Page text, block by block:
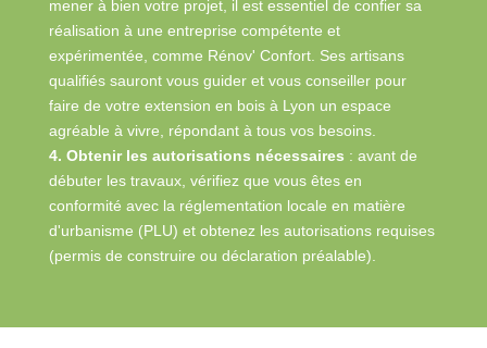
mener à bien votre projet, il est essentiel de confier sa
réalisation à une entreprise compétente et
expérimentée, comme Rénov' Confort. Ses artisans
qualifiés sauront vous guider et vous conseiller pour
faire de votre extension en bois à Lyon un espace
agréable à vivre, répondant à tous vos besoins.
4. Obtenir les autorisations nécessaires : avant de
débuter les travaux, vérifiez que vous êtes en
conformité avec la réglementation locale en matière
d'urbanisme (PLU) et obtenez les autorisations requises
(permis de construire ou déclaration préalable).